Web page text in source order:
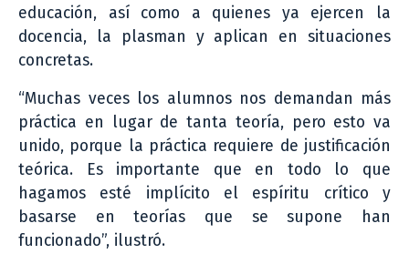
educación, así como a quienes ya ejercen la
docencia, la plasman y aplican en situaciones
concretas.
“Muchas veces los alumnos nos demandan más
práctica en lugar de tanta teoría, pero esto va
unido, porque la práctica requiere de justificación
teórica. Es importante que en todo lo que
hagamos esté implícito el espíritu crítico y
basarse en teorías que se supone han
funcionado”, ilustró.